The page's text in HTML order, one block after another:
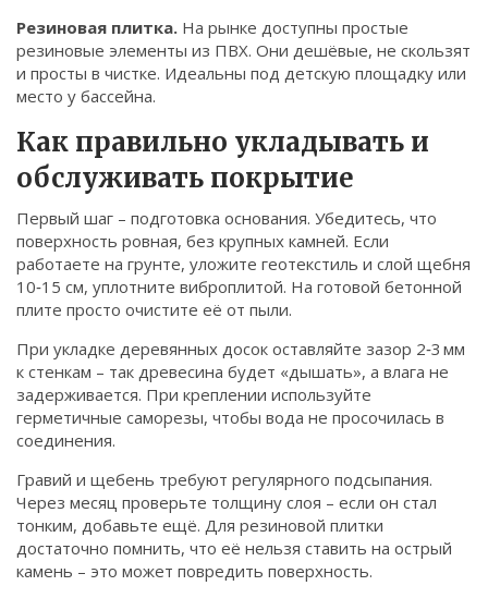
Резиновая плитка. На рынке доступны простые
резиновые элементы из ПВХ. Они дешёвые, не скользят
и просты в чистке. Идеальны под детскую площадку или
место у бассейна.
Как правильно укладывать и
обслуживать покрытие
Первый шаг – подготовка основания. Убедитесь, что
поверхность ровная, без крупных камней. Если
работаете на грунте, уложите геотекстиль и слой щебня
10‑15 см, уплотните виброплитой. На готовой бетонной
плите просто очистите её от пыли.
При укладке деревянных досок оставляйте зазор 2‑3 мм
к стенкам – так древесина будет «дышать», а влага не
задерживается. При креплении используйте
герметичные саморезы, чтобы вода не просочилась в
соединения.
Гравий и щебень требуют регулярного подсыпания.
Через месяц проверьте толщину слоя – если он стал
тонким, добавьте ещё. Для резиновой плитки
достаточно помнить, что её нельзя ставить на острый
камень – это может повредить поверхность.